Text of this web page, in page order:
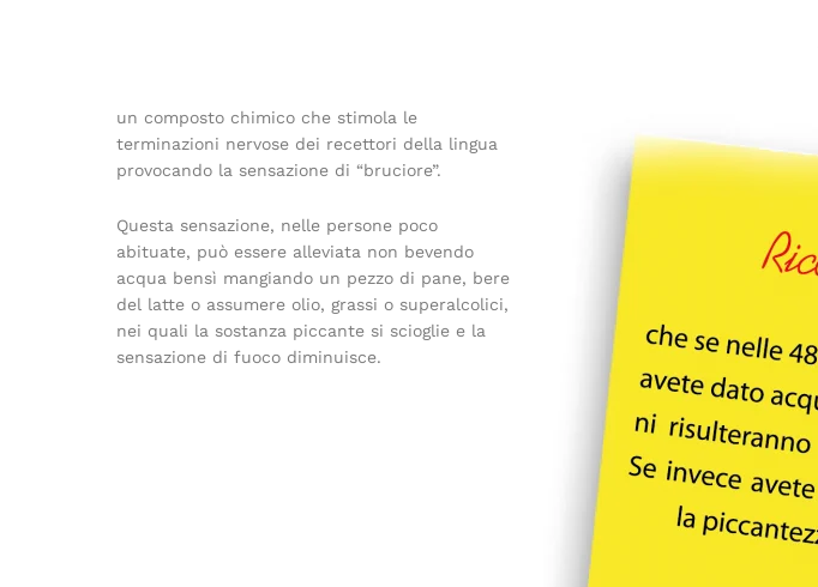
un composto chimico che stimola le
terminazioni nervose dei recettori della lingua
provocando la sensazione di “bruciore”.
Questa sensazione, nelle persone poco
abituate, può essere alleviata non bevendo
acqua bensì mangiando un pezzo di pane, bere
del latte o assumere olio, grassi o superalcolici,
nei quali la sostanza piccante si scioglie e la
sensazione di fuoco diminuisce.